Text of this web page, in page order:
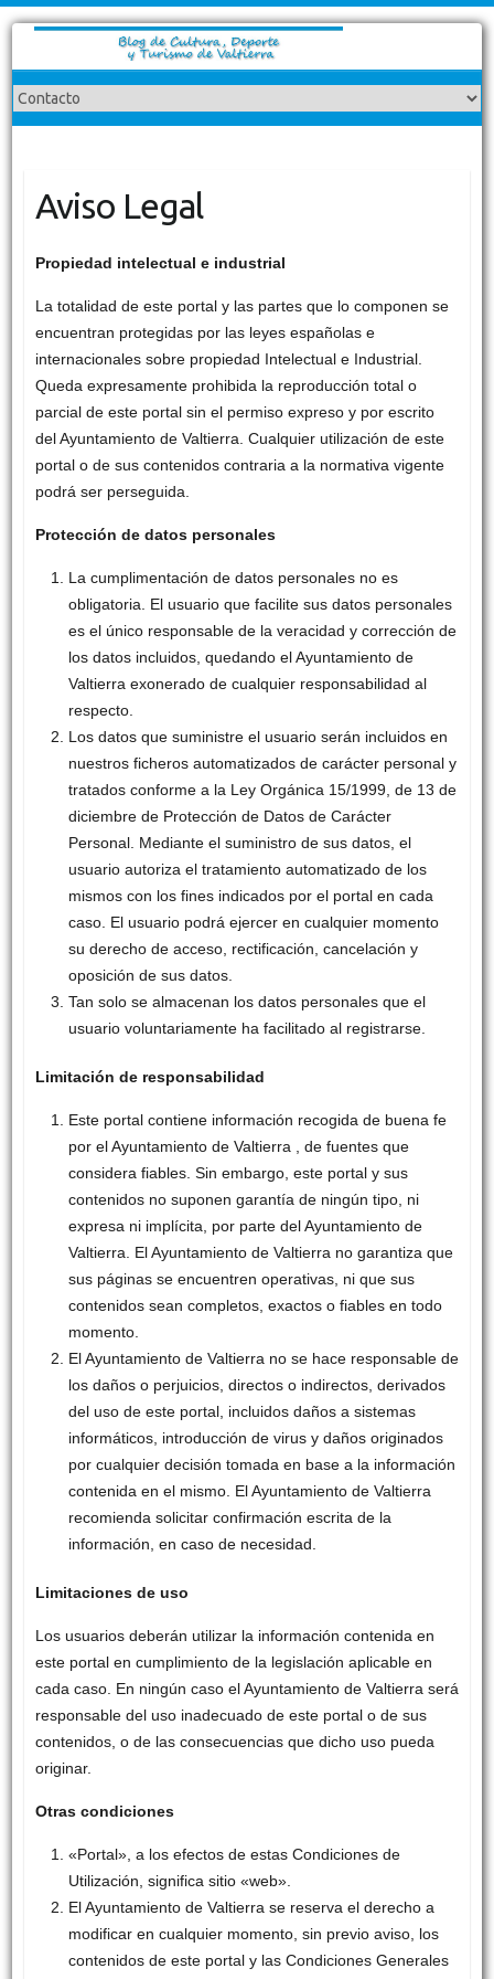
Aviso Legal
Propiedad intelectual e industrial
La totalidad de este portal y las partes que lo componen se
encuentran protegidas por las leyes españolas e
internacionales sobre propiedad Intelectual e Industrial.
Queda expresamente prohibida la reproducción total o
parcial de este portal sin el permiso expreso y por escrito
del Ayuntamiento de Valtierra. Cualquier utilización de este
portal o de sus contenidos contraria a la normativa vigente
podrá ser perseguida.
Protección de datos personales
La cumplimentación de datos personales no es
obligatoria. El usuario que facilite sus datos personales
es el único responsable de la veracidad y corrección de
los datos incluidos, quedando el Ayuntamiento de
Valtierra exonerado de cualquier responsabilidad al
respecto.
Los datos que suministre el usuario serán incluidos en
nuestros ficheros automatizados de carácter personal y
tratados conforme a la Ley Orgánica 15/1999, de 13 de
diciembre de Protección de Datos de Carácter
Personal. Mediante el suministro de sus datos, el
usuario autoriza el tratamiento automatizado de los
mismos con los fines indicados por el portal en cada
caso. El usuario podrá ejercer en cualquier momento
su derecho de acceso, rectificación, cancelación y
oposición de sus datos.
Tan solo se almacenan los datos personales que el
usuario voluntariamente ha facilitado al registrarse.
Limitación de responsabilidad
Este portal contiene información recogida de buena fe
por el Ayuntamiento de Valtierra , de fuentes que
considera fiables. Sin embargo, este portal y sus
contenidos no suponen garantía de ningún tipo, ni
expresa ni implícita, por parte del Ayuntamiento de
Valtierra. El Ayuntamiento de Valtierra no garantiza que
sus páginas se encuentren operativas, ni que sus
contenidos sean completos, exactos o fiables en todo
momento.
El Ayuntamiento de Valtierra no se hace responsable de
los daños o perjuicios, directos o indirectos, derivados
del uso de este portal, incluidos daños a sistemas
informáticos, introducción de virus y daños originados
por cualquier decisión tomada en base a la información
contenida en el mismo. El Ayuntamiento de Valtierra
recomienda solicitar confirmación escrita de la
información, en caso de necesidad.
Limitaciones de uso
Los usuarios deberán utilizar la información contenida en
este portal en cumplimiento de la legislación aplicable en
cada caso. En ningún caso el Ayuntamiento de Valtierra será
responsable del uso inadecuado de este portal o de sus
contenidos, o de las consecuencias que dicho uso pueda
originar.
Otras condiciones
«Portal», a los efectos de estas Condiciones de
Utilización, significa sitio «web».
El Ayuntamiento de Valtierra se reserva el derecho a
modificar en cualquier momento, sin previo aviso, los
contenidos de este portal y las Condiciones Generales